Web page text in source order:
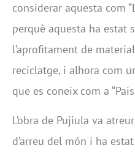
considerar aquesta com
perquè aquesta ha estat
l’aprofitament de
reciclatge, i alhora com
que es coneix com a
L’obra de Pujiula va
d’arreu del món i ha